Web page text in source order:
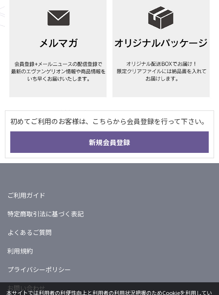
ご利用ガイド
特定商取引法に基づく表記
よくあるご質問
利用規約
プライバシーポリシー
お問い合わせ
本サイトでは利用者の利便性向上と利用者の利用状況把握のためCookieを利用してい